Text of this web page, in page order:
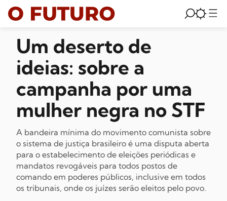
Um deserto de
ideias: sobre a
campanha por uma
mulher negra no STF
A bandeira mínima do movimento comunista sobre
o sistema de justiça brasileiro é uma disputa aberta
para o estabelecimento de eleições periódicas e
mandatos revogáveis para todos postos de
comando em poderes públicos, inclusive em todos
os tribunais, onde os juízes serão eleitos pelo povo.